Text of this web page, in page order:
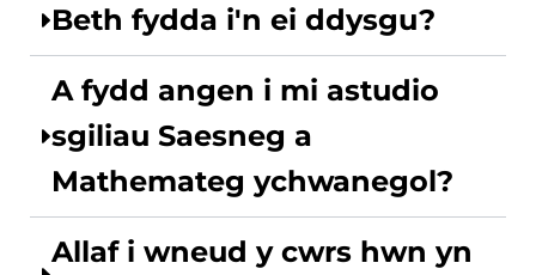
Beth fydda i'n ei ddysgu?
A fydd angen i mi astudio
sgiliau Saesneg a
Mathemateg ychwanegol?
Allaf i wneud y cwrs hwn yn